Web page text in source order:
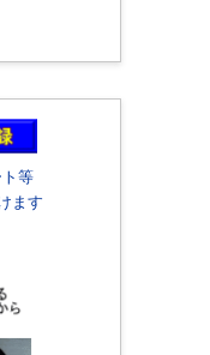
等
ます